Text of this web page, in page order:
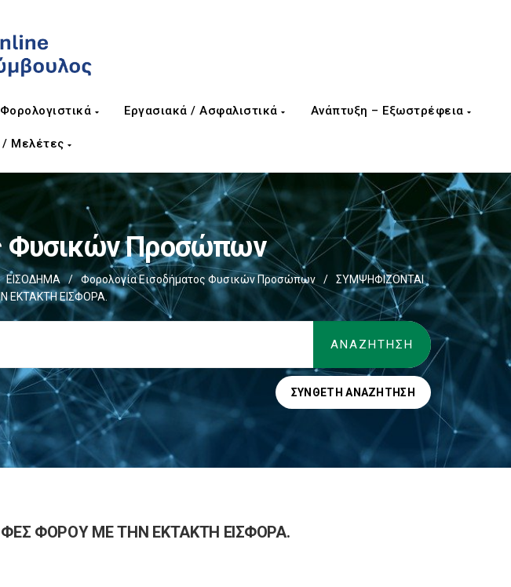
Φορολογιστικά Εργασιακά / Ασφαλιστικά Ανάπτυξη – Εξωστρέφεια
/ Μελέτες
Φυσικών Προσώπων
ΕΙΣΟΔΗΜΑ / Φορολογία Εισοδήματος Φυσικών Προσώπων /
ΣΥΜΨΗΦΙΖΟΝΤΑΙ
ΕΚΤΑΚΤΗ ΕΙΣΦΟΡΑ.
ΣΎΝΘΕΤΗ ΑΝΑΖΉΤΗΣΗ
ΦΟΡΟΥ ΜΕ ΤΗΝ ΕΚΤΑΚΤΗ ΕΙΣΦΟΡΑ.